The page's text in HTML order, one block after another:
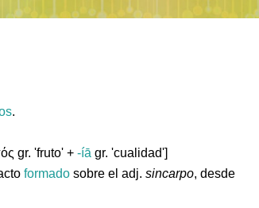
.
gr. 'fruto' + -íā gr. 'cualidad']
formado sobre el adj. sincarpo, desde